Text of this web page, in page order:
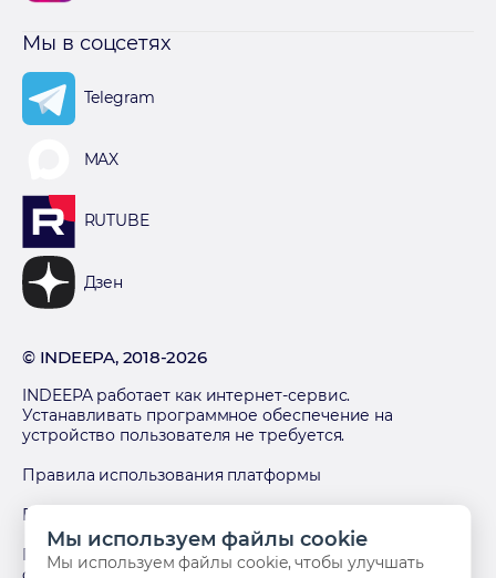
Мы в соцсетях
Telegram
MAX
RUTUBE
Дзен
© INDEEPA, 2018-2026
INDEEPA работает как интернет-сервис.
Устанавливать программное обеспечение на
устройство пользователя не требуется.
Правила использования платформы
Политика обработки персональных данных
Политика в отношении использования файлов
Мы используем файлы cookie
Мы используем файлы cookie, чтобы улучшать